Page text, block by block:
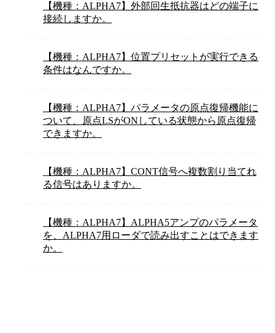
【機種：ALPHA7】外部回生抵抗器はどの端子に
接続しますか。
【機種：ALPHA7】位置プリセットが実行できる
条件はなんですか。
【機種：ALPHA7】パラメータの原点復帰機能に
ついて、原点LSがONしている状態から原点復帰
できますか。
【機種：ALPHA7】CONT信号へ複数割り当てれ
る信号はありますか。
【機種：ALPHA7】ALPHA5アンプのパラメータ
を、ALPHA7用ローダで読み出すことはできます
か。